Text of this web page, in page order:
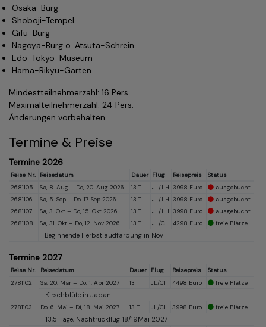
Osaka-Burg
Shoboji-Tempel
Gifu-Burg
Nagoya-Burg o. Atsuta-Schrein
Edo-Tokyo-Museum
Hama-Rikyu-Garten
Mindestteilnehmerzahl: 16 Pers.
Maximalteilnehmerzahl: 24 Pers.
Änderungen vorbehalten.
Termine & Preise
Termine 2026
Reise Nr. Reisedatum Dauer Flug Reisepreis
Status
2681105
Sa, 8. Aug – Do, 20. Aug 2026 13 T JL/LH 3998 Euro
ausgebucht
2681106
Sa, 5. Sep – Do, 17. Sep 2026 13 T JL/LH 3998 Euro
ausgebucht
2681107
Sa, 3. Okt – Do, 15. Okt 2026 13 T JL/LH 3998 Euro
ausgebucht
2681108
Sa, 31. Okt – Do, 12. Nov 2026 13 T JL/CI 4298 Euro freie Plätze
Beginnende Herbstlaudfärbung in Nov
Termine 2027
Reise Nr. Reisedatum Dauer Flug Reisepreis
Status
2781102
Sa, 20. Mär – Do, 1. Apr 2027 13 T JL/CI 4498 Euro freie Plätze
Kirschblüte in Japan
2781103 Do, 6. Mai – Di, 18. Mai 2027 13 T JL/CI 3998 Euro freie Plätze
13,5 Tage, Nachtrückflug 18/19Mai 2027